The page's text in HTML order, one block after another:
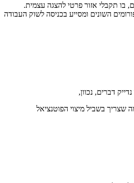
בו תקבלי אזור פרטי להצגה עצמית.
השונים ומסייע בכניסה לשוק העבודה
דברים, נכוון,
שצריך בשביל מיצוי הפוטנציאל